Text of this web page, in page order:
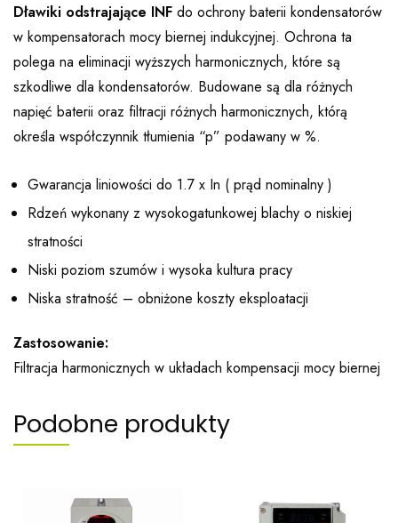
Dławiki odstrajające INF do ochrony baterii kondensatorów
w kompensatorach mocy biernej indukcyjnej. Ochrona ta
polega na eliminacji wyższych harmonicznych, które są
szkodliwe dla kondensatorów. Budowane są dla różnych
napięć baterii oraz filtracji różnych harmonicznych, którą
określa współczynnik tłumienia “p” podawany w %.
Gwarancja liniowości do 1.7 x In ( prąd nominalny )
Rdzeń wykonany z wysokogatunkowej blachy o niskiej
stratności
Niski poziom szumów i wysoka kultura pracy
Niska stratność – obniżone koszty eksploatacji
Zastosowanie:
Filtracja harmonicznych w układach kompensacji mocy biernej
Podobne produkty